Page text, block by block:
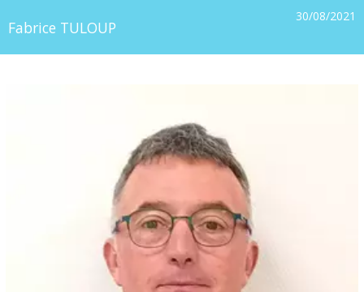
Fabrice TULOUP
30/08/2021